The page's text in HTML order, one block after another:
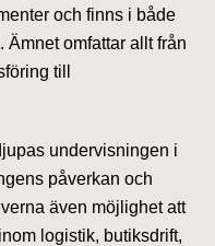
och finns i både
Ämnet omfattar allt från
till
undervisningen i
påverkan och
även möjlighet att
logistik, butiksdrift,